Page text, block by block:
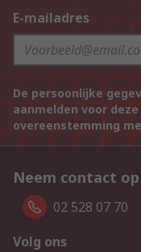
E-mailadres
De persoonlijke
aanmelden voor
overeenstemming
Neem contact op
02 528 07 70
Volg ons